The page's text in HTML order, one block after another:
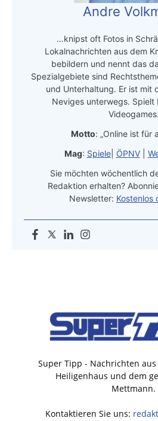
Andre
…knipst oft Fotos in
Lokalnachrichten aus dem
bebildern und nennt das
Spezialgebiete sind
und Unterhaltung. Er ist mit
Neviges unterwegs. Spielt
Videogames.
Motto: „Online ist für
Mag: Spiele| ÖPNV|
Sie möchten wöchentlich
Redaktion erhalten?
Newsletter: Kostenlos
Super Tipp - Nachrichten
Heiligenhaus und dem
Mettmann.
Kontaktieren Sie uns: